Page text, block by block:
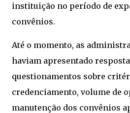
instituição no período de
convênios.
Até o momento, as
haviam apresentado
questionamentos sobre
credenciamento, volume de
manutenção dos convênios